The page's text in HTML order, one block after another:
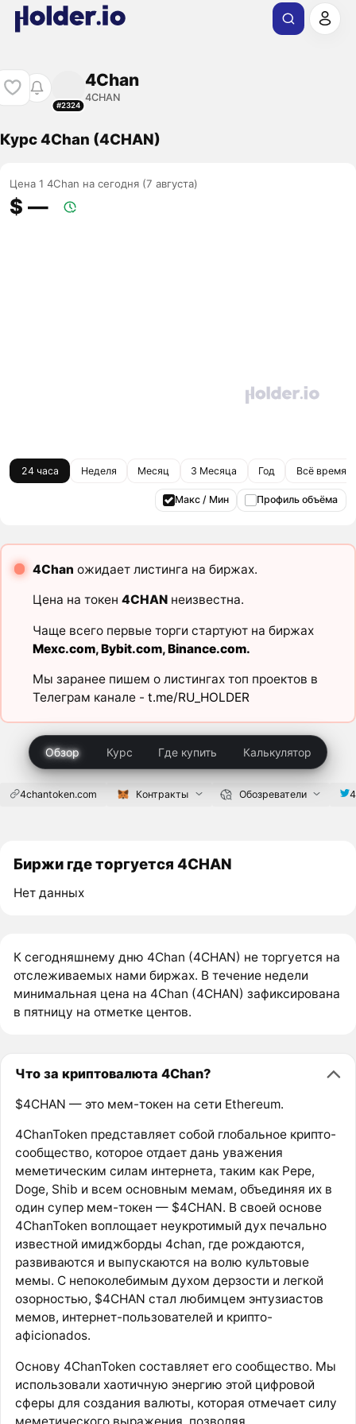
#2324
4Chan
4CHAN
Курс 4Chan (4CHAN)
Цена 1 4Chan на сегодня (7 августа)
$ ―
24 часа Неделя Месяц 3 Месяца Год Всё время
Макс / Мин Профиль объёма
4Chan ожидает листинга на биржах.
Цена на токен 4CHANнеизвестна.
Чаще всего первые торги стартуют на биржах
Mexc.com,Bybit.com,Binance.com.
Мы заранее пишем о листингах топ проектов в
Телеграм канале - t.me/RU_HOLDER
Обзор Курс Где купить Калькулятор
4chantoken.com Контракты Обозреватели
Биржи где торгуется 4CHAN
Нет данных
К сегодняшнему дню 4Chan (4CHAN) не торгуется на
отслеживаемых нами биржах. В течение недели
минимальная цена на 4Chan (4CHAN) зафиксирована
в пятницу на отметке центов.
Что за криптовалюта 4Chan?
$4CHAN — это мем-токен на сети Ethereum.
4ChanToken представляет собой глобальное крипто-
сообщество, которое отдает дань уважения
меметическим силам интернета, таким как Pepe,
Doge, Shib и всем основным мемам, объединяя их в
один супер мем-токен — $4CHAN. В своей основе
4ChanToken воплощает неукротимый дух печально
известной имиджборды 4chan, где рождаются,
развиваются и выпускаются на волю культовые
мемы. С непоколебимым духом дерзости и легкой
озорностью, $4CHAN стал любимцем энтузиастов
мемов, интернет-пользователей и крипто-
афicionados.
Основу 4ChanToken составляет его сообщество. Мы
использовали хаотичную энергию этой цифровой
сферы для создания валюты, которая отмечает силу